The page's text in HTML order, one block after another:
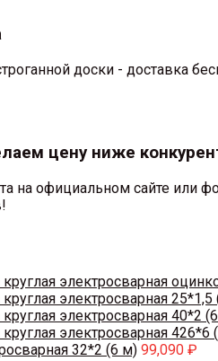
доски - доставка
цену ниже
на официальном сайте или
круглая электросварная
круглая электросварная
круглая электросварная 40*2
круглая электросварная 426*6
32*2 (6 м) 99,090 ₽